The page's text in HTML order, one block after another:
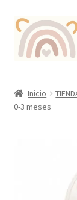
Ir
la
Ir
contenido
Coccolate
Inicio
0-3 meses